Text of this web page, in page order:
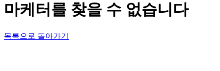
마케터를 찾을 수 없습니다
목록으로 돌아가기